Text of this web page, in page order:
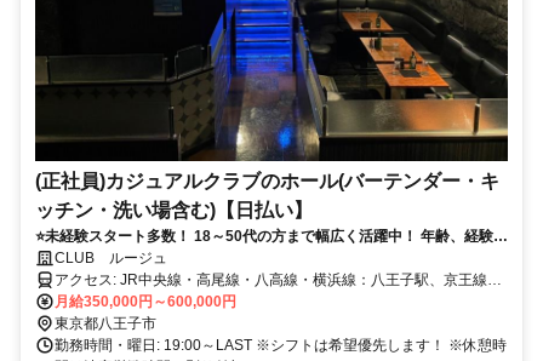
(正社員)カジュアルクラブのホール(バーテンダー・キ
ッチン・洗い場含む)【日払い】
⭐未経験スタート多数！ 18～50代の方まで幅広く活躍中！ 年齢、経験、
学歴など一切問いません！
CLUB ルージュ
アクセス: JR中央線・高尾線・八高線・横浜線：八王子駅、京王線：
京王八王子駅、各駅スグ！
月給350,000円～600,000円
東京都八王子市
勤務時間・曜日: 19:00～LAST ※シフトは希望優先します！ ※休憩時